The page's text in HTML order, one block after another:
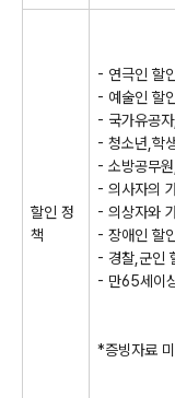
할인 정
책
- 연극인 할
- 예술인 할
- 국가유공자,
- 청소년 학
- 소방공무원
- 의사자의
- 의상자와
- 장애인 할
- 경찰 군인
- 만65세이
*증빙자료